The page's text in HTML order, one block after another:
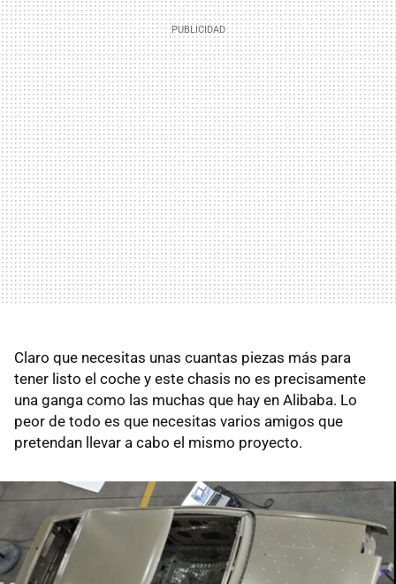
Claro que necesitas unas cuantas piezas más para
tener listo el coche y este chasis no es precisamente
una ganga como las muchas que hay en Alibaba. Lo
peor de todo es que necesitas varios amigos que
pretendan llevar a cabo el mismo proyecto.